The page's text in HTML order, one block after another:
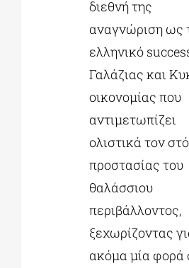
διεθνή της
αναγνώριση ως
ελληνικό
Γαλάζιας και
οικονομίας που
αντιμετωπίζει
ολιστικά τον
προστασίας του
θαλάσσιου
περιβάλλοντος,
ξεχωρίζοντας
ακόμα μία φορά